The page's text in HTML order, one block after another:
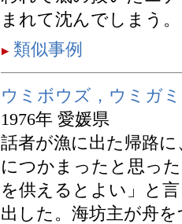
まれて沈んでしまう。
類似事例
ウミボウズ，ウミガミ
1976年 愛媛県
話者が漁に出た帰路
につかまったと思っ
を供えるとよい」と
出した。海坊主が舟